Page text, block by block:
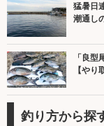
猛暑日
潮通し
「良
【やり
釣り方から探